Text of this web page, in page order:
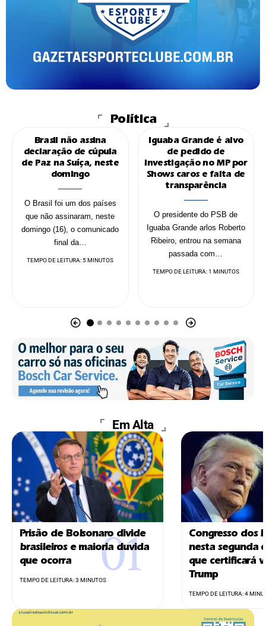
Política
Brasil não assina
declaração de cúpula
de Paz na Suíça, neste
domingo
O Brasil foi um dos países
que não assinaram, neste
domingo (16), o comunicado
final da…
TEMPO DE LEITURA: 5 MINUTOS
Iguaba Grande é alvo
de pedido de
investigação no MP por
Shows caros e falta de
transparência
O presidente do PSB de
Iguaba Grande arlos Roberto
Ribeiro, entrou na semana
passada com…
TEMPO DE LEITURA: 1 MINUTOS
Em Alta
Prisão de Bolsonaro divide
brasileiros e maioria duvida
que ocorra
TEMPO DE LEITURA: 3 MINUTOS
Congresso dos
nesta segunda
que certificará
Trump
TEMPO DE LEITURA: 4